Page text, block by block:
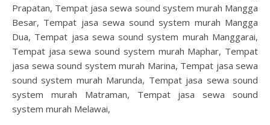
Prapatan, Tempat jasa sewa sound system murah Mangga
Besar, Tempat jasa sewa sound system murah Mangga
Dua, Tempat jasa sewa sound system murah Manggarai,
Tempat jasa sewa sound system murah Maphar, Tempat
jasa sewa sound system murah Marina, Tempat jasa sewa
sound system murah Marunda, Tempat jasa sewa sound
system murah Matraman, Tempat jasa sewa sound
system murah Melawai,